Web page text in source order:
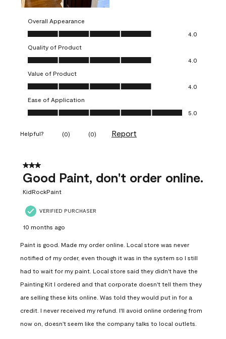
Overall Appearance
Overall Appearance, 4.0 out of 5
4.0
Quality of Product
Quality of Product, 4.0 out of 5
4.0
Value of Product
Value of Product, 4.0 out of 5
4.0
Ease of Application
Ease of Application, 5.0 out of 5
5.0
Helpful? (0) (0) Report
3 out of 5 stars.
Good Paint, don't order online.
KidRockPaint
VERIFIED PURCHASER
10 months ago
Paint is good. Made my order online. Local store was never
notified of my order, even though it was in the system so I still
had to wait for my paint. Local store said they didn't have the
Painting Kit I ordered and that corporate doesn't tell them they
are selling these kits online. Was told they would put in for a
credit. I never received my refund. I'll avoid online ordering from
now on, doesn't seem like the company talks to local outlets.